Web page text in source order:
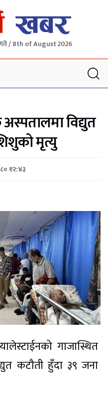
/ 8th of August 2026
विद्युत
मृत्यु
१२:४३
गाजास्थित
कटौती हुँदा ३९ जना